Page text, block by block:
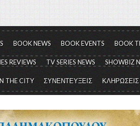
BOOK NEWS BOOK EVENTS BOOK
REVIEWS TV SERIES NEWS SHOWBIZ
THE CITY ΣΥΝΕΝΤΕΥΞΕΙΣ ΚΛΗΡΩΣΕΙΣ